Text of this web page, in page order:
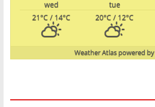
tue
wed
20°C / 12°C
21°C / 14°C
powered by
Weather Atlas